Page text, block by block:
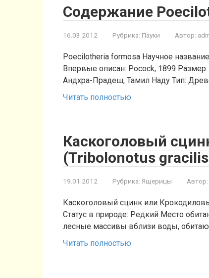
Содержание
16.03.2012 Рубрика: Пауки Автор:
Poecilotheria formosa Научное
Впервые описан: Pocock, 1899
Андхра-Прадеш, Тамил Наду Тип:
Читать полностью
Каскоголовый
(Tribolonotus
19.01.2012 Рубрика: Ящерицы Автор:
Каскоголовый сцинк или
Статус в природе: Редкий Место
лесные массивы вблизи воды,
Читать полностью